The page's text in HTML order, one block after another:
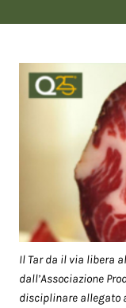
Il Tar da il via libera
dall’Associazione
disciplinare allegato